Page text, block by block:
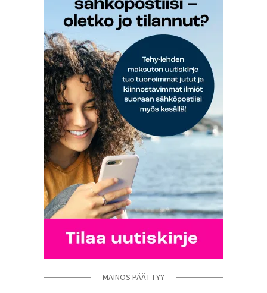
MAINOS PÄÄTTYY